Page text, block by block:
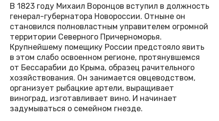
В 1823 году Михаил Воронцов вступил в должность
генерал-губернатора Новороссии. Отныне он
становился полновластным управителем огромной
территории Северного Причерноморья.
Крупнейшему помещику России предстояло явить
в этом слабо освоенном регионе, протянувшемся
от Бессарабии до Крыма, образец рачительного
хозяйствования. Он занимается овцеводством,
организует рыбацкие артели, выращивает
виноград, изготавливает вино. И начинает
задумываться о семейном гнезде.